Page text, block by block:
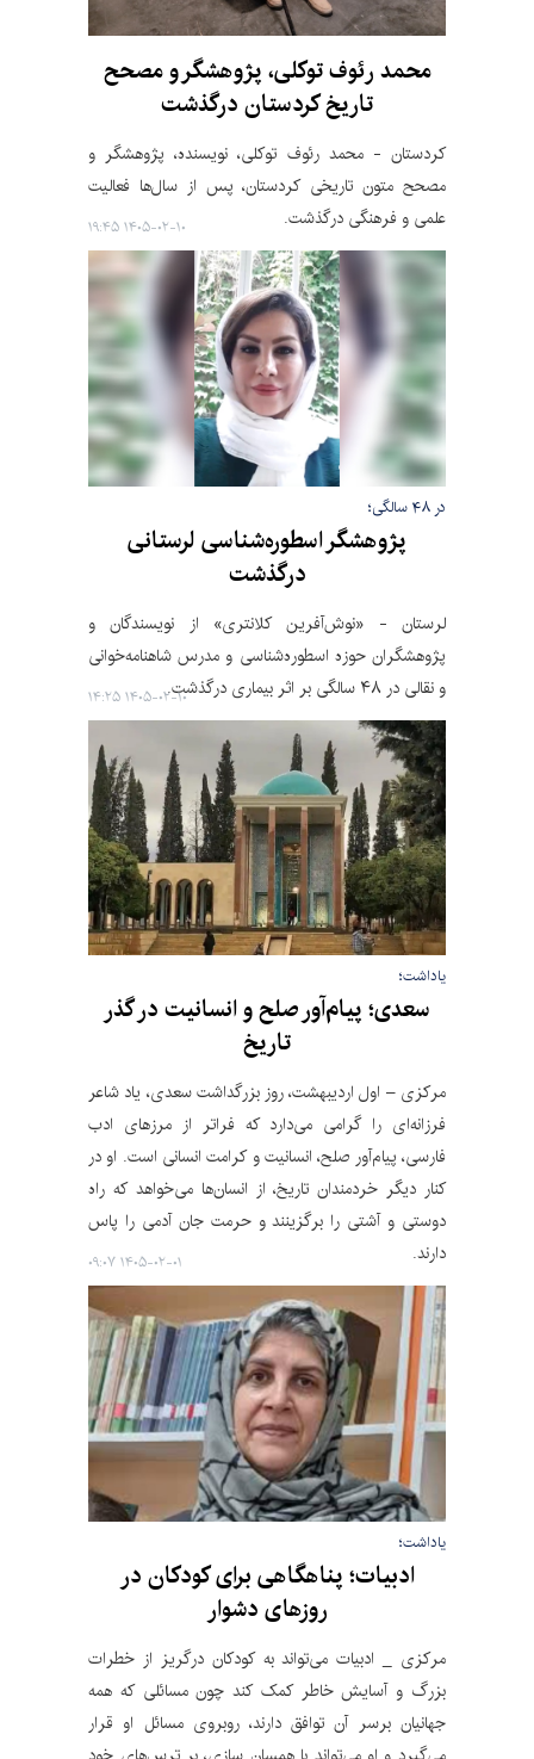
محمد رئوف توکلی، پژوهشگر و مصحح
تاریخ کردستان درگذشت
کردستان - محمد رئوف توکلی، نویسنده، پژوهشگر و
مصحح متون تاریخی کردستان، پس از سال‌ها فعالیت
علمی و فرهنگی درگذشت.
۱۴۰۵-۰۲-۱۰ ۱۹:۴۵
در ۴۸ سالگی؛
پژوهشگر اسطوره‌شناسی لرستانی
درگذشت
لرستان - «نوش‌آفرین کلانتری» از نویسندگان و
پژوهشگران حوزه اسطوره‌شناسی و مدرس شاهنامه‌خوانی
و نقالی در ۴۸ سالگی بر اثر بیماری درگذشت.
۱۴۰۵-۰۲-۱۰ ۱۴:۲۵
یاداشت؛
سعدی؛ پیام‌آور صلح و انسانیت در گذر
تاریخ
مرکزی – اول اردیبهشت، روز بزرگداشت سعدی، یاد شاعر
فرزانه‌ای را گرامی می‌دارد که فراتر از مرزهای ادب
فارسی، پیام‌آور صلح، انسانیت و کرامت انسانی است. او در
کنار دیگر خردمندان تاریخ، از انسان‌ها می‌خواهد که راه
دوستی و آشتی را برگزینند و حرمت جان آدمی را پاس
دارند.
۱۴۰۵-۰۲-۰۱ ۰۹:۰۷
یاداشت؛
ادبیات؛ پناهگاهی برای کودکان در
روزهای دشوار
مرکزی‌ _ ادبیات می‌تواند به کودکان درگریز از خطرات
بزرگ و آسایش خاطر کمک کند چون مسائلی که همه
جهانیان برسر آن توافق دارند، روبروی مسائل او قرار